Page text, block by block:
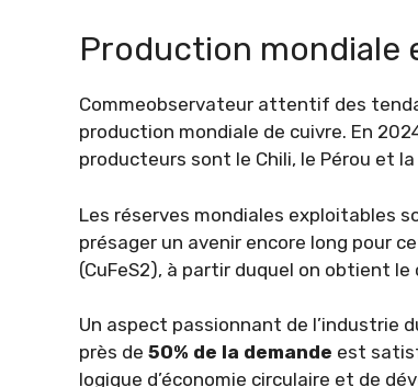
Production mondiale
Commeobservateur attentif des
production mondiale de cuivre. En
producteurs sont le Chili, le Pérou et
Les réserves mondiales exploitables
présager un avenir encore long pour
(CuFeS2), à partir duquel on obtient le
Un aspect passionnant de l’industrie
près de 50% de la demande est
logique d’économie circulaire et de